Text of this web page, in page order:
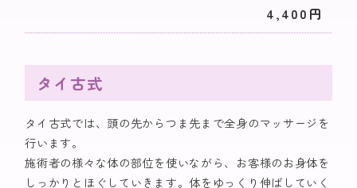
4,400円
タイ古式
タイ古式では、頭の先からつま先まで全身のマッサージを
行います。
施術者の様々な体の部位を使いながら、お客様のお身体を
しっかりとほぐしていきます。体をゆっくり伸ばしていく